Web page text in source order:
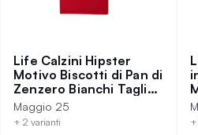
Life Calzini Hipster
Motivo Biscotti di Pan di
Zenzero Bianchi Taglia
39-42
Maggio 25
+ 2 varianti